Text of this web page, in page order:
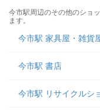
今市駅周辺のその他のショ
ます。
今市駅 家具屋・雑貨
今市駅 書店
今市駅 リサイクルシ